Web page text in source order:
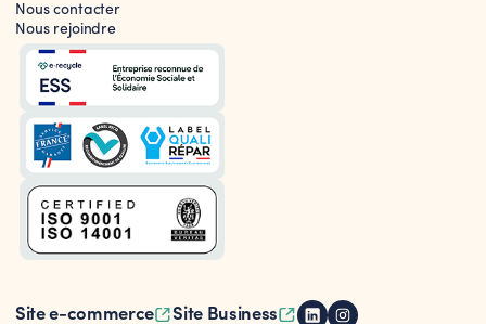
Nous contacter
Nous rejoindre
Site e-commerce Site Business